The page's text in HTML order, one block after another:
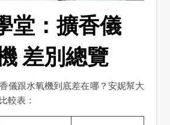
堂：擴香儀
差別總覽
儀跟水氧機到底差在哪？安妮幫大
較表：